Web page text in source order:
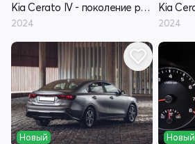
Kia Cerato IV - поколение рестайлинг
2024 2024
Новый Новый